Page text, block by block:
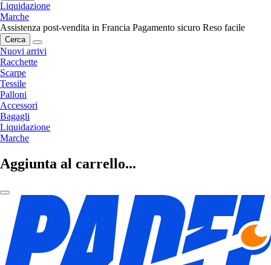
Liquidazione
Marche
Assistenza post-vendita in Francia Pagamento sicuro Reso facile
Cerca
Nuovi arrivi
Racchette
Scarpe
Tessile
Palloni
Accessori
Bagagli
Liquidazione
Marche
Aggiunta al carrello...